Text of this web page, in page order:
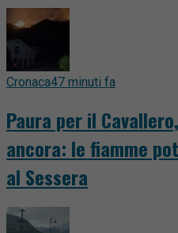
Cronaca47 minuti fa
Paura per il
ancora: le fiamme
al Sessera